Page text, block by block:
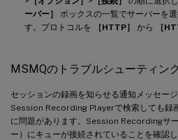
ーバー］
ボックスの一覧でサーバーを選
す。プロトコルを
［HTTP］ から ［
MSMQのトラブルシューティン
セッションの録画を知らせる通知メッセー
Session Recording Playerで検索しても録
に問題があります。Session Recordingサ
ー）にキューが接続されていることを確認